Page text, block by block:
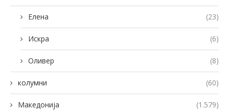
Елена (23)
Искра (6)
Оливер (8)
колумни (60)
Македонија (1.579)